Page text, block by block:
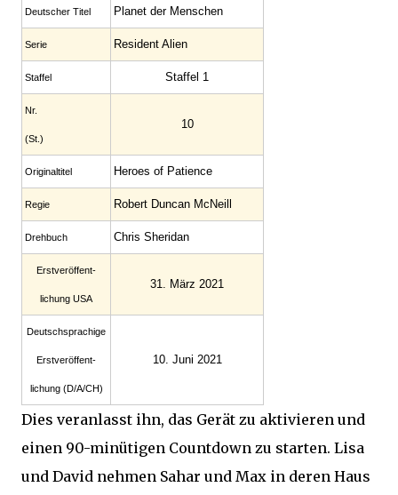
Deutscher Titel Planet der Menschen
Serie Resident Alien
Staffel Staffel 1
Nr.
(St.)
10
Original­titel Heroes of Patience
Regie Robert Duncan McNeill
Drehbuch Chris Sheridan
Erst­veröffent­
lichung USA
31. März 2021
Deutsch­sprachige
Erst­veröffent­
lichung (D/A/CH)
10. Juni 2021
Dies veranlasst ihn, das Gerät zu aktivieren und
einen 90-minütigen Countdown zu starten. Lisa
und David nehmen Sahar und Max in deren Haus